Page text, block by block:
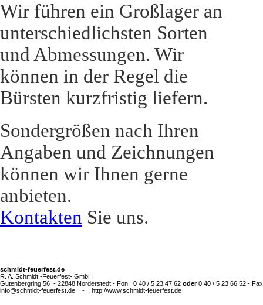
Wir führen ein Großlager an
unterschiedlichsten Sorten
und Abmessungen. Wir
können in der Regel die
Bürsten kurzfristig liefern.
Sondergrößen nach Ihren
Angaben und Zeichnungen
können wir Ihnen gerne
anbieten.
Kontakten Sie uns.
schmidt-feuerfest.de
R. A. Schmidt -Feuerfest- GmbH
Gutenbergring 56 - 22848 Norderstedt - Fon: 0 40 / 5 23 47 62 oder0 40 / 5 23 66 52 -
info@schmidt-feuerfest.de - http://www.schmidt-feuerfest.de